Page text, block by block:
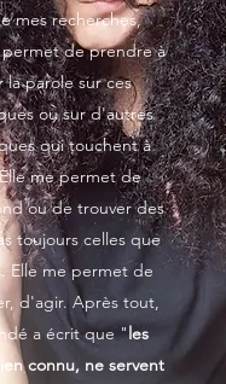
mes recherches,
de prendre à
la parole sur ces
ou sur d'autres
qui touchent à
me permet de
ou de trouver des
toujours celles que
Elle me permet de
d'agir. Après tout,
a écrit que "les
connu, ne servent